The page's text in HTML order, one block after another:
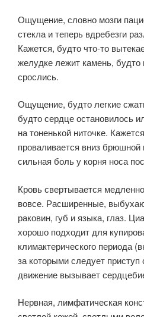
Ощущение, словно мозги
стекла и теперь вдребезги
Кажется, будто что-то
желудке лежит камень, будто
срослись.
Ощущение, будто легкие
будто сердце остановилось
на тоненькой ниточке.
проваливается вниз
сильная боль у корня носа
Кровь свертывается
вовсе. Расширенные,
раковин, губ и языка, глаз.
хорошо подходит для
климактерического периода
за которыми следует
движение вызывает
Нервная, лимфатическая